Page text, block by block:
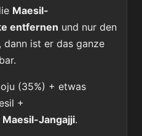
Maesil-
entfernen und nur den
dann ist er das ganze
(35%) + etwas
+
Maesil-Jangajji.